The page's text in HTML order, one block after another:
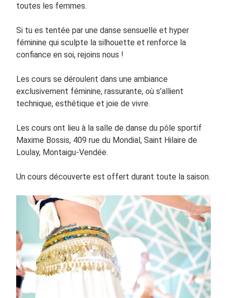
toutes les femmes.
Si tu es tentée par une danse sensuelle et hyper
féminine qui sculpte la silhouette et renforce la
confiance en soi, rejoins nous !
Les cours se déroulent dans une ambiance
exclusivement féminine, rassurante, où s’allient
technique, esthétique et joie de vivre.
Les cours ont lieu à la salle de danse du pôle sportif
Maxime Bossis, 409 rue du Mondial, Saint Hilaire de
Loulay, Montaigu-Vendée.
Un cours découverte est offert durant toute la saison.